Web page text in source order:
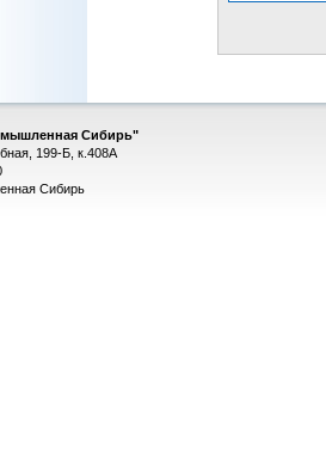
Сибирь"
199-Б, к.408А
Сибирь